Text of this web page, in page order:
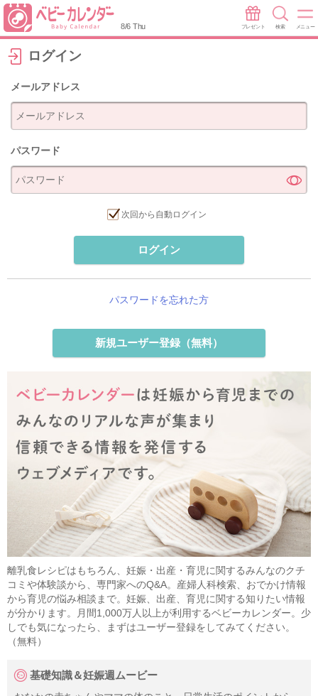
8/6 Thu プレゼント 検索 メニュー
ログイン
メールアドレス
パスワード
次回から自動ログイン
ログイン
パスワードを忘れた方
新規ユーザー登録（無料）
離乳食レシピはもちろん、妊娠・出産・育児に関するみんなのクチ
コミや体験談から、専門家へのQ&A。産婦人科検索、おでかけ情報
から育児の悩み相談まで。妊娠、出産、育児に関する知りたい情報
が分かります。月間1,000万人以上が利用するベビーカレンダー。少
しでも気になったら、まずはユーザー登録をしてみてください。
（無料）
基礎知識＆妊娠週ムービー